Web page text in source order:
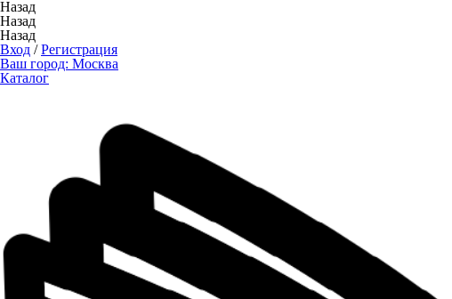
Назад
Назад
Назад
Вход /Регистрация
Ваш город: Москва
Каталог